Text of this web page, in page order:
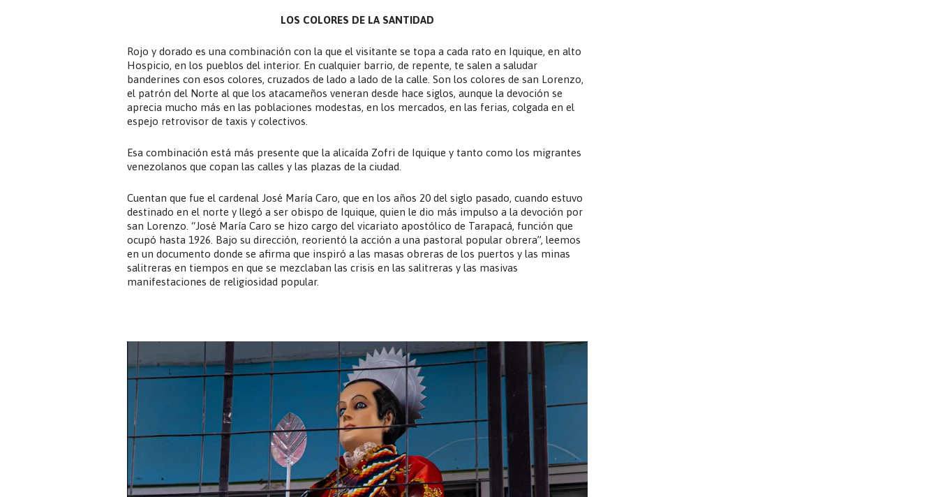
LOS COLORES DE LA SANTIDAD
Rojo y dorado es una combinación con la que el visitante se topa a cada rato en Iquique, en alto
Hospicio, en los pueblos del interior. En cualquier barrio, de repente, te salen a saludar
banderines con esos colores, cruzados de lado a lado de la calle. Son los colores de san Lorenzo,
el patrón del Norte al que los atacameños veneran desde hace siglos, aunque la devoción se
aprecia mucho más en las poblaciones modestas, en los mercados, en las ferias, colgada en el
espejo retrovisor de taxis y colectivos.
Esa combinación está más presente que la alicaída Zofri de Iquique y tanto como los migrantes
venezolanos que copan las calles y las plazas de la ciudad.
Cuentan que fue el cardenal José María Caro, que en los años 20 del siglo pasado, cuando estuvo
destinado en el norte y llegó a ser obispo de Iquique, quien le dio más impulso a la devoción por
san Lorenzo. “José María Caro se hizo cargo del vicariato apostólico de Tarapacá, función que
ocupó hasta 1926. Bajo su dirección, reorientó la acción a una pastoral popular obrera”, leemos
en un documento donde se afirma que inspiró a las masas obreras de los puertos y las minas
salitreras en tiempos en que se mezclaban las crisis en las salitreras y las masivas
manifestaciones de religiosidad popular.